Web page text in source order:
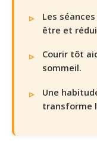
Les
être et
Courir tôt
sommeil.
Une
transforme